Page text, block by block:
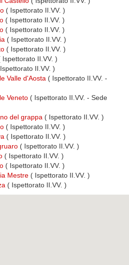
( Ispettorato II.VV. )
( Ispettorato II.VV. )
( Ispettorato II.VV. )
( Ispettorato II.VV. )
( Ispettorato II.VV. )
Ispettorato II.VV. )
II.VV. )
Valle d'Aosta ( Ispettorato II.VV. -
Veneto ( Ispettorato II.VV. - Sede
del grappa ( Ispettorato II.VV. )
( Ispettorato II.VV. )
( Ispettorato II.VV. )
( Ispettorato II.VV. )
( Ispettorato II.VV. )
( Ispettorato II.VV. )
Mestre ( Ispettorato II.VV. )
( Ispettorato II.VV. )